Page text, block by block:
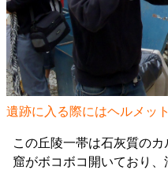
遺跡に入る際にはヘルメッ
この丘陵一帯は石灰質の
窟がボコボコ開いており